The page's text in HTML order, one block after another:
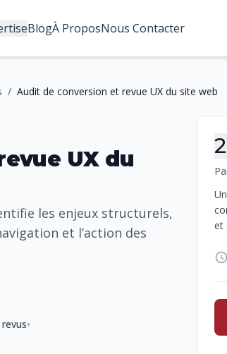
BlogÀ ProposNous Contacter
/ Audit de conversion et revue UX du site web
UX du
les enjeux structurels,
et l’action des
•
et